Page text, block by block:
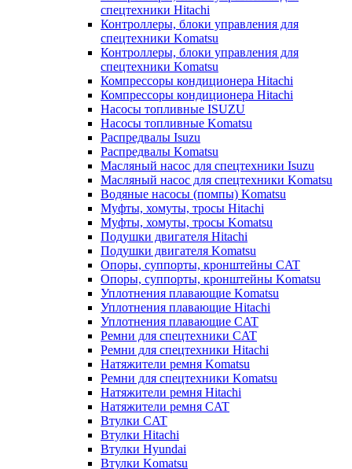
спецтехники Hitachi
Контроллеры, блоки управления для
спецтехники Komatsu
Контроллеры, блоки управления для
спецтехники Komatsu
Компрессоры кондиционера Hitachi
Компрессоры кондиционера Hitachi
Насосы топливные ISUZU
Насосы топливные Komatsu
Распредвалы Isuzu
Распредвалы Komatsu
Масляный насос для спецтехники Isuzu
Масляный насос для спецтехники Komatsu
Водяные насосы (помпы) Komatsu
Муфты, хомуты, тросы Hitachi
Муфты, хомуты, тросы Komatsu
Подушки двигателя Hitachi
Подушки двигателя Komatsu
Опоры, суппорты, кронштейны CAT
Опоры, суппорты, кронштейны Komatsu
Уплотнения плавающие Komatsu
Уплотнения плавающие Hitachi
Уплотнения плавающие CAT
Ремни для спецтехники CAT
Ремни для спецтехники Hitachi
Натяжители ремня Komatsu
Ремни для спецтехники Komatsu
Натяжители ремня Hitachi
Натяжители ремня CAT
Втулки CAT
Втулки Hitachi
Втулки Hyundai
Втулки Komatsu